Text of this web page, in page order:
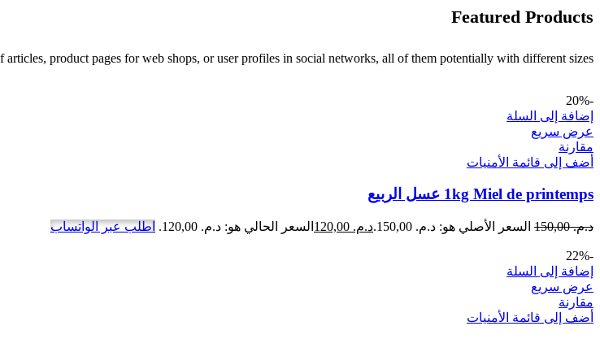
Featured Products
articles, product pages for web shops, or user profiles in social networks, all of them potentially with different sizes.
-20%
إضافة إلى السلة
عرض سريع
مقارنة
أضف إلى قائمة الأمنيات
1kg Miel de printemps عسل الربيع
د.م.150,00 السعر الأصلي هو: د.م. 150,00. د.م. السعر الحالي هو: د.م. 120,00. اطلب عبر الواتساب
-22%
إضافة إلى السلة
عرض سريع
مقارنة
أضف إلى قائمة الأمنيات